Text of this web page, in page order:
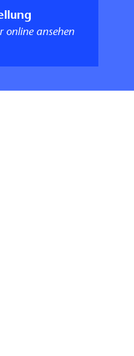
online ansehen